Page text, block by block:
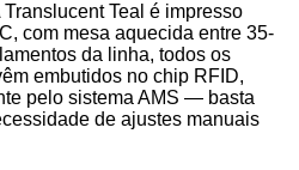
Teal é impresso
com mesa aquecida entre 35-
da linha, todos os
embutidos no chip RFID,
pelo sistema AMS — basta
de ajustes manuais